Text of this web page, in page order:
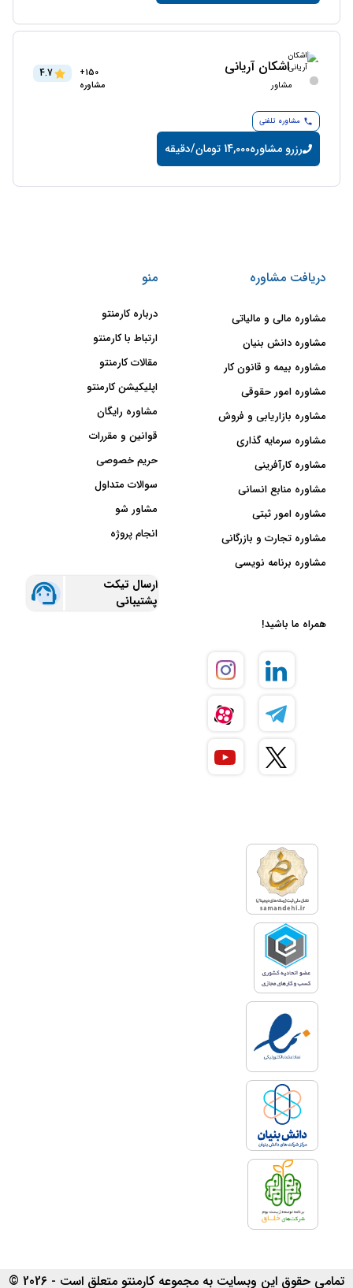
اشکان آریانی
مشاور
150+
مشاوره
4.7
مشاوره تلفنی
رزرو مشاوره14,000 تومان/دقیقه
دریافت مشاوره
مشاوره مالی و مالیاتی
مشاوره دانش بنیان
مشاوره بیمه و قانون کار
مشاوره امور حقوقی
مشاوره بازاریابی و فروش
مشاوره سرمایه گذاری
مشاوره کارآفرینی
مشاوره منابع انسانی
مشاوره امور ثبتی
مشاوره تجارت و بازرگانی
مشاوره برنامه نویسی
منو
درباره کارمنتو
ارتباط با کارمنتو
مقالات کارمنتو
اپلیکیشن کارمنتو
مشاوره رایگان
قوانین و مقررات
حریم خصوصی
سوالات متداول
مشاور شو
انجام پروژه
ارسال تیکت
پشتیبانی
همراه ما باشید!
تمامی حقوق این وبسایت به مجموعه کارمنتو متعلق است - 2026 ©